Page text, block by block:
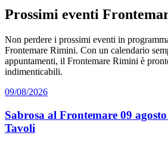
Prossimi eventi
Non perdere i prossimi eventi in
Frontemare Rimini. Con un calendario
appuntamenti, il Frontemare Rimini è
indimenticabili.
09/08/2026
Sabrosa al Frontemare 09
Tavoli